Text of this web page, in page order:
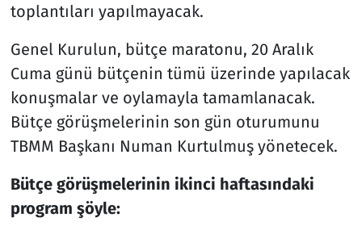
toplantıları yapılmayacak.
Genel Kurulun, bütçe maratonu, 20 Aralık
Cuma günü bütçenin tümü üzerinde yapılacak
konuşmalar ve oylamayla tamamlanacak.
Bütçe görüşmelerinin son gün oturumunu
TBMM Başkanı Numan Kurtulmuş yönetecek.
Bütçe görüşmelerinin ikinci haftasındaki
program şöyle: